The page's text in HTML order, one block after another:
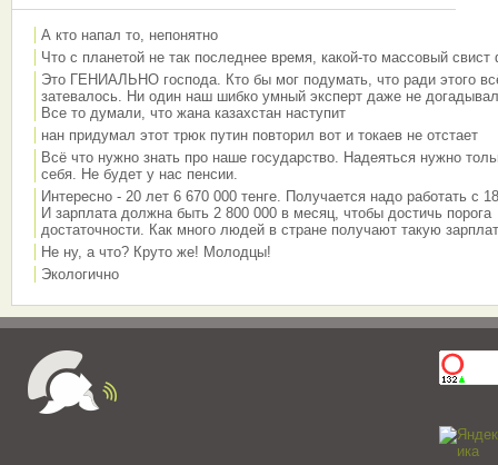
А кто напал то, непонятно
Что с планетой не так последнее время, какой-то массовый свист
Это ГЕНИАЛЬНО господа. Кто бы мог подумать, что ради этого
затевалось. Ни один наш шибко умный эксперт даже не
Все то думали, что жана казахстан наступит
нан придумал этот трюк путин повторил вот и токаев не отстает
Всё что нужно знать про наше государство. Надеяться нужно
себя. Не будет у нас пенсии.
Интересно - 20 лет 6 670 000 тенге. Получается надо работать с
И зарплата должна быть 2 800 000 в месяц, чтобы достичь порога
достаточности. Как много людей в стране получают такую
Не ну, а что? Круто же! Молодцы!
Экологично